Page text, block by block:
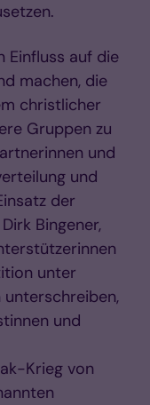
Einfluss auf die
machen, die
christlicher
Gruppen zu
und
und
der
Bingener,
unter
und
Krieg von